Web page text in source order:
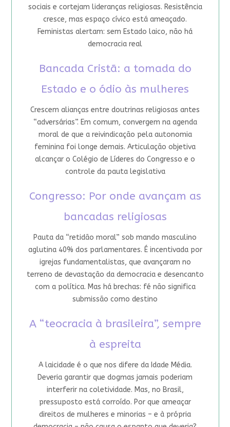
sociais e cortejam lideranças religiosas. Resistência
cresce, mas espaço cívico está ameaçado.
Feministas alertam: sem Estado laico, não há
democracia real
Bancada Cristã: a tomada do
Estado e o ódio às mulheres
Crescem alianças entre doutrinas religiosas antes
“adversárias”. Em comum, convergem na agenda
moral de que a reivindicação pela autonomia
feminina foi longe demais. Articulação objetiva
alcançar o Colégio de Líderes do Congresso e o
controle da pauta legislativa
Congresso: Por onde avançam as
bancadas religiosas
Pauta da “retidão moral” sob mando masculino
aglutina 40% dos parlamentares. É incentivada por
igrejas fundamentalistas, que avançaram no
terreno de devastação da democracia e desencanto
com a política. Mas há brechas: fé não significa
submissão como destino
A “teocracia à brasileira”, sempre
à espreita
A laicidade é o que nos difere da Idade Média.
Deveria garantir que dogmas jamais poderiam
interferir na coletividade. Mas, no Brasil,
pressuposto está corroído. Por que ameaçar
direitos de mulheres e minorias – e à própria